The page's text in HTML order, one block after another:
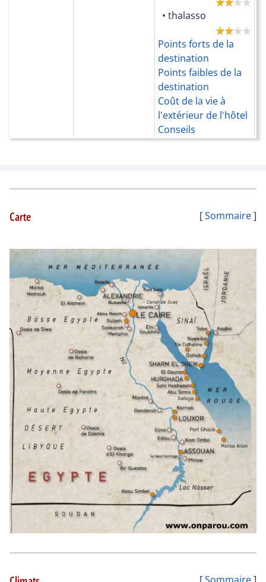
• thalasso
Points forts de la
destination
Points faibles de la
destination
Coût de la vie à
l'extérieur de l'hôtel
Conseils
Carte [Sommaire]